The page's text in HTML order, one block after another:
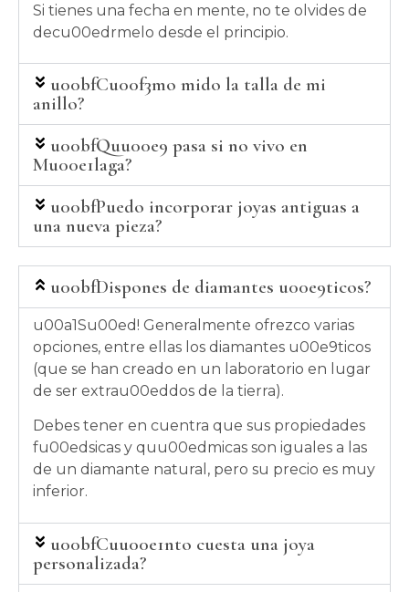
Si tienes una fecha en mente, no te olvides de
decu00edrmelo desde el principio.
u00bfCu00f3mo mido la talla de mi
anillo?
u00bfQuu00e9 pasa si no vivo en
Mu00e1laga?
u00bfPuedo incorporar joyas antiguas a
una nueva pieza?
u00bfDispones de diamantes u00e9ticos?
u00a1Su00ed! Generalmente ofrezco varias
opciones, entre ellas los diamantes u00e9ticos
(que se han creado en un laboratorio en lugar
de ser extrau00eddos de la tierra).
Debes tener en cuentra que sus propiedades
fu00edsicas y quu00edmicas son iguales a las
de un diamante natural, pero su precio es muy
inferior.
u00bfCuu00e1nto cuesta una joya
personalizada?